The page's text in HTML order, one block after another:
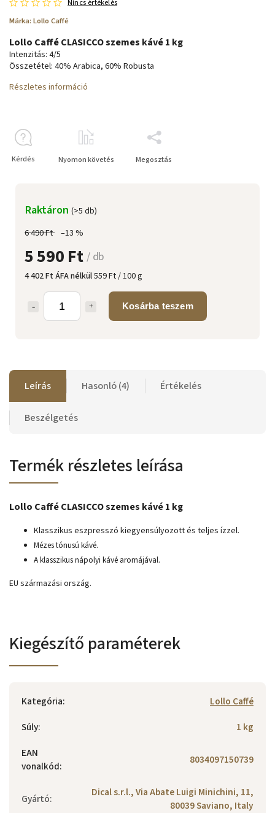
Nincs értékelés
Márka: Lollo Caffé
6 490 Ft –13 %
5 590 Ft/ db
4 402 Ft ÁFA nélkül559 Ft / 100 g
Kosárba teszem
Raktáron (>5 db)
Lollo Caffé CLASICCO szemes kávé 1 kg
Intenzitás: 4/5
Összetétel: 40% Arabica, 60% Robusta
Részletes információ
Kérdés Nyomon követés Megosztás
Leírás Hasonló (4) Értékelés
Beszélgetés
Termék részletes leírása
Lollo Caffé CLASICCO szemes kávé 1 kg
Klasszikus eszpresszó kiegyensúlyozott és teljes ízzel.
Mézes tónusú kávé.
A klasszikus nápolyi kávé aromájával.
EU származási ország.
Kiegészítő paraméterek
Kategória:
Lollo Caffé
Súly:
1 kg
EAN
vonalkód: 8034097150739
Gyártó:
Dical s.r.l., Via Abate Luigi Minichini, 11,
80039 Saviano, Italy